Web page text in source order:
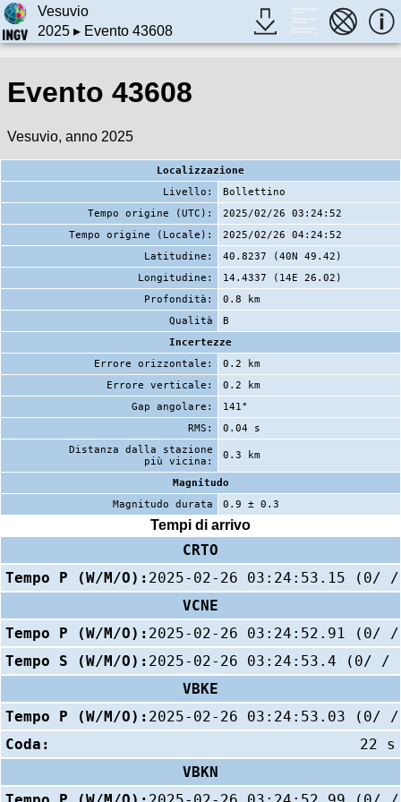
Vesuvio
2025▸ Evento 43608
Evento 43608
Vesuvio, anno 2025
Localizzazione
Livello:
Bollettino
Tempo origine (UTC):
2025/02/26 03:24:52
Tempo origine (Locale):
2025/02/26 04:24:52
Latitudine:
40.8237 (40N 49.42)
Longitudine:
14.4337 (14E 26.02)
Profondità:
0.8 km
Qualità
B
Incertezze
Errore orizzontale:
0.2 km
Errore verticale:
0.2 km
Gap angolare:
141°
RMS:
0.04 s
Distanza dalla stazione
più vicina:
0.3 km
Magnitudo
Magnitudo durata
0.9 ± 0.3
Tempi di arrivo
CRTO
Tempo P (W/M/O): 2025-02-26 03:24:53.15 (0/
VCNE
Tempo P (W/M/O): 2025-02-26 03:24:52.91 (0/
Tempo S (W/M/O): 2025-02-26 03:24:53.4 (0/ /
VBKE
Tempo P (W/M/O): 2025-02-26 03:24:53.03 (0/
Coda:
22 s
VBKN